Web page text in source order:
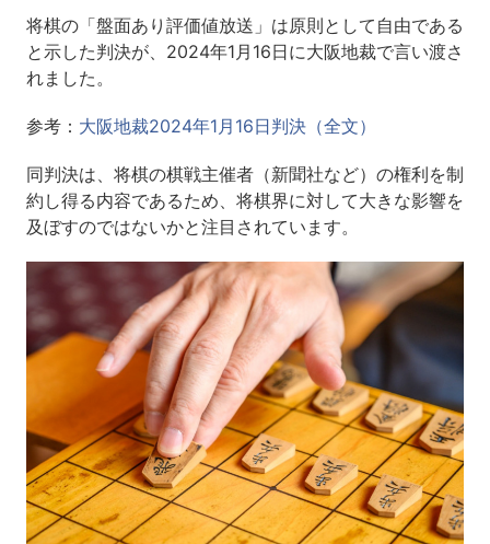
将棋の「盤面あり評価値放送」は原則として自由である
と示した判決が、2024年1月16日に大阪地裁で言い渡さ
れました。
参考： 大阪地裁2024年1月16日判決（全文）
同判決は、将棋の棋戦主催者（新聞社など）の権利を制
約し得る内容であるため、将棋界に対して大きな影響を
及ぼすのではないかと注目されています。